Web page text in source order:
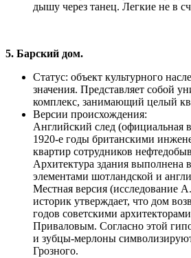
дышу через танец. Легкие не в
5. Барский дом.
Статус: объект культурного
значения. Представляет собой
комплекс, занимающий целый
Версии происхождения:
Английский след (официальная
1920-е годы британскими
квартир сотрудников
Архитектура здания выполнена
элементами шотландской и
Местная версия (исследование
историк утверждает, что дом
годов советскими
Приваловым. Согласно этой
и зубцы-мерлоны
Грозного.